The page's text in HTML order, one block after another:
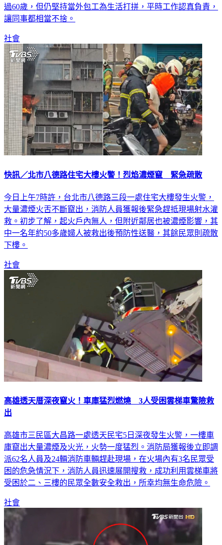
場死亡。稍早楊男的背景也曝光，據員工透露，楊男雖然已年
過60歲，但仍堅持當外包工為生活打拼，平時工作認真負責，
社會
今日上午7時許，台北市八德路三段一處住宅大樓發生火警，
大量濃煙火舌不斷竄出，消防人員獲報後緊急趕抵現場射水灌
救。初步了解，起火戶內無人，但附近鄰居也被濃煙影響，其
中一名年約50多歲婦人被救出後預防性送醫，其餘民眾則疏散
社會
高雄透天厝深夜竄火！車庫猛烈燃燒 3人受困雲梯車驚險救
高雄市三民區大昌路一處透天民宅5日深夜發生火警，一樓車
庫竄出大量濃煙及火光，火勢一度猛烈。消防局獲報後立即調
派62名人員及24輛消防車輛趕赴現場，在火場內有3名民眾受
困的危急情況下，消防人員迅速展開搜救，成功利用雲梯車將
社會